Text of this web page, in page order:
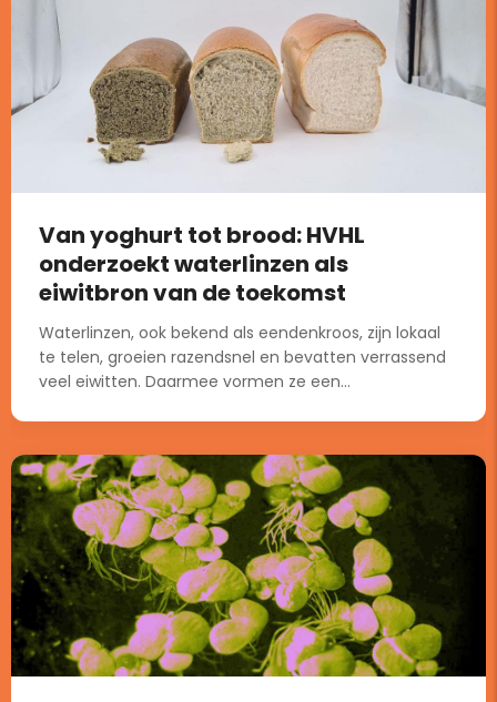
Van yoghurt tot brood: HVHL
onderzoekt waterlinzen als
eiwitbron van de toekomst
Waterlinzen, ook bekend als eendenkroos, zijn lokaal
te telen, groeien razendsnel en bevatten verrassend
veel eiwitten. Daarmee vormen ze een...